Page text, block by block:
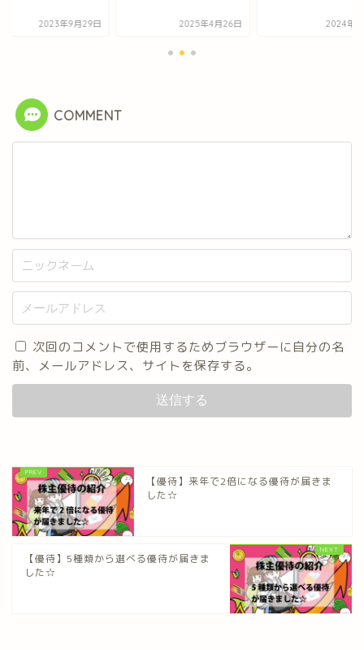
2023年9月29日 2025年4月26日 2024年9
COMMENT
次回のコメントで使用するためブラウザーに自分の名
前、メールアドレス、サイトを保存する。
【優待】来年で2倍になる優待が届きま
した☆
【優待】5種類から選べる優待が届きま
した☆